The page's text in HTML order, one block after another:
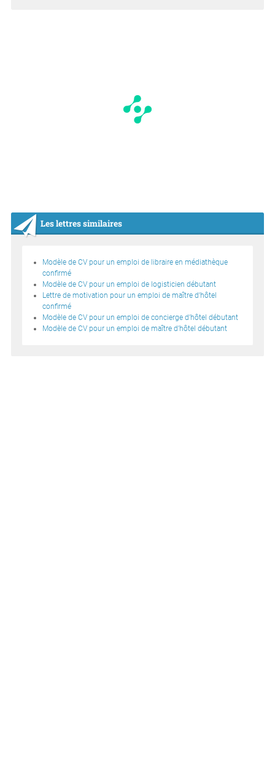
Les lettres similaires
Modèle de CV pour un emploi de libraire en médiathèque
confirmé
Modèle de CV pour un emploi de logisticien débutant
Lettre de motivation pour un emploi de maître d’hôtel
confirmé
Modèle de CV pour un emploi de concierge d’hôtel débutant
Modèle de CV pour un emploi de maître d’hôtel débutant